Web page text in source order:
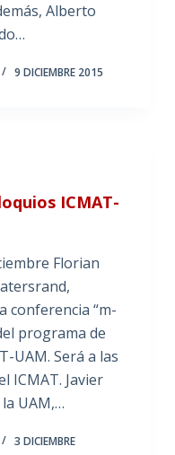
Alberto
9 DICIEMBRE 2015
ICMAT-
Florian
conferencia “m-
programa de
UAM. Será a las
ICMAT. Javier
UAM,…
3 DICIEMBRE